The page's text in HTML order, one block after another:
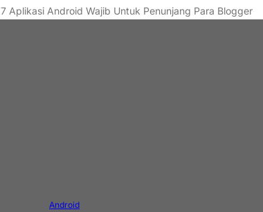
7 Aplikasi Android Wajib Untuk Penunjang Para Blogger
Android